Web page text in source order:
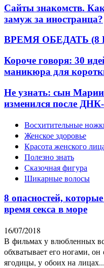
Сайты знакомств.
замуж за иностранца?
ВРЕМЯ ОБЕДАТЬ (8
Короче говоря: 30
маникюра для
Не узнать: сын
изменился после
Восхитительные
Женское здоровье
Красота женского
Полезно знать
Сказочная фигура
Шикарные волосы
8 опасностей,
время секса в море
16/07/2018
В фильмах у влюбленных
обхватывает его ногами,
ягодицы, у обоих на лицах...